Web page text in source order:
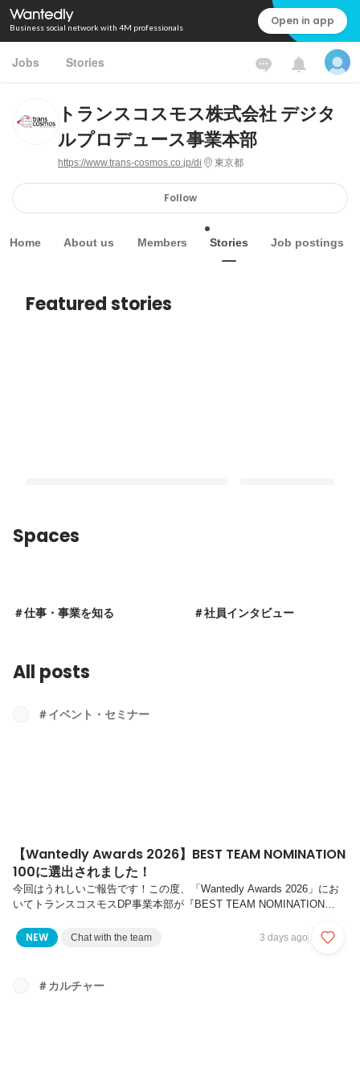
Business social network with 4M professionals Open in app
Jobs Stories
トランスコスモス株式会社 デジタ
ルプロデュース事業本部
https://www.trans-cosmos.co.jp/di 東京都
Follow
Home About us Members Stories Job postings
Featured stories
は!?Pinned
ッジ制度』とは
Pinned
All posts
＃イベント・セミナー
【Wantedly Awards 2026】BEST TEAM NOMINATION
100に選出されました！
今回はうれしいご報告です！この度、「Wantedly Awards 2026」にお
いてトランスコスモスDP事業本部が『BEST TEAM NOMINATION
Wantedly利用企業の1年間の取り組みを称えるアワードです。トランス
コスモスDP事業本部は「TEAM OF THE YEAR」部門の「BEST
から、採用ブランディングや共感採用を推進した企業100社として選出
NEW Chat with the team 3 days ago
＃カルチャー
Spaces
＃仕事・事業を知る ＃社員インタビュー